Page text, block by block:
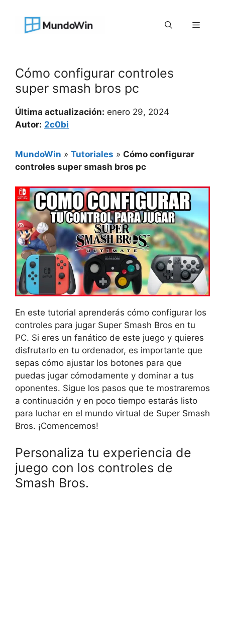
contenido
Menú
Cómo configurar controles
super smash bros pc
Última actualización: enero 29, 2024
Autor: 2c0bi
MundoWin » Tutoriales » Cómo configurar
controles super smash bros pc
En este tutorial aprenderás cómo configurar los
controles para jugar Super Smash Bros en tu
PC. Si eres un fanático de este juego y quieres
disfrutarlo en tu ordenador, es importante que
sepas cómo ajustar los botones para que
puedas jugar cómodamente y dominar a tus
oponentes. Sigue los pasos que te mostraremos
a continuación y en poco tiempo estarás listo
para luchar en el mundo virtual de Super Smash
Bros. ¡Comencemos!
Personaliza tu experiencia de
juego con los controles de
Smash Bros.